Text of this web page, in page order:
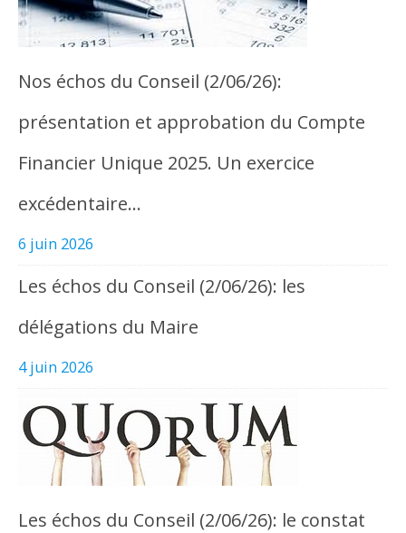
Nos échos du Conseil (2/06/26):
présentation et approbation du Compte
Financier Unique 2025. Un exercice
excédentaire…
6 juin 2026
Les échos du Conseil (2/06/26): les
délégations du Maire
4 juin 2026
Les échos du Conseil (2/06/26): le constat